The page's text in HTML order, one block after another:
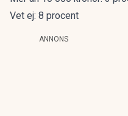
Vet ej: 8 procent
ANNONS